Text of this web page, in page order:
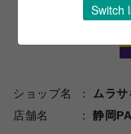
ショップ名
ムラ
店舗名
静岡
Switch